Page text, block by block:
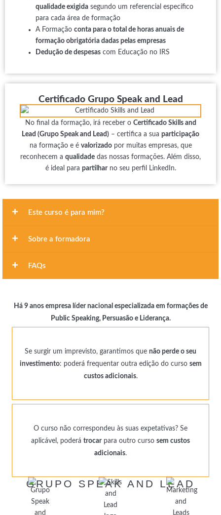
qualidade exigida segundo um referencial específico
para cada área de formação
A Formação conta para o total de horas anuais de
formação obrigatória dadas pelas empresas
Dedução de despesas com Educação no IRS
Certificado Grupo Speak and Lead
No final da formação, irá receber o Certificado Skills and
Lead (Grupo Speak and Lead) – certifica a sua participação
na formação e é valorizadopor muitas empresas, que
reconhecem a qualidade das nossas formações. Além disso,
é ideal para partilharno seu perfil LinkedIn.
Este curso é para mim?
Sobre a formadora
FAQs
Há 9 anos empresa líder nacional especializada em formações de
Public Speaking, Persuasão e Liderança.
Se surgir um imprevisto, garantimos que não perde o seu
investimento: poderá frequentar outra edição do curso sem
custos adicionais.
O curso não correspondeu às suas expetativas? Se
aplicável, poderá trocar para outro curso sem custos
adicionais.
GRUPO SPEAK AND LEAD